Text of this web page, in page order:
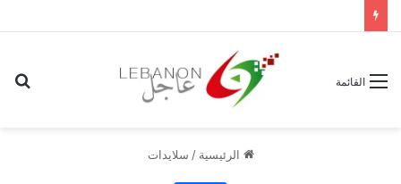
القائمة
الرئيسية / سلايدات